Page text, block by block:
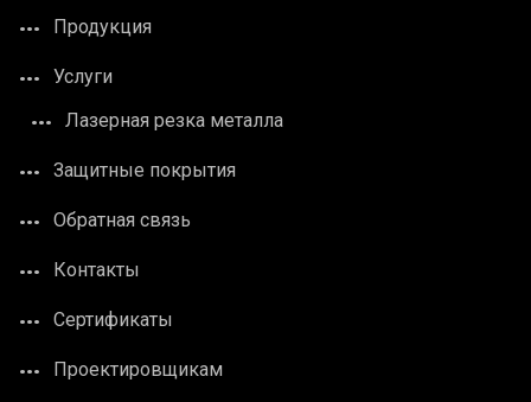
Продукция
Услуги
Лазерная резка металла
Защитные покрытия
Обратная связь
Контакты
Сертификаты
Проектировщикам